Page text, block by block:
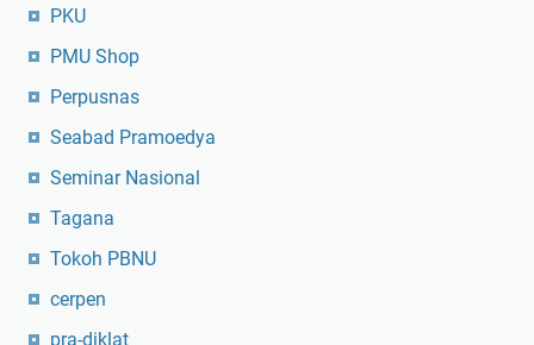
PKU
PMU Shop
Perpusnas
Seabad Pramoedya
Seminar Nasional
Tagana
Tokoh PBNU
cerpen
pra-diklat